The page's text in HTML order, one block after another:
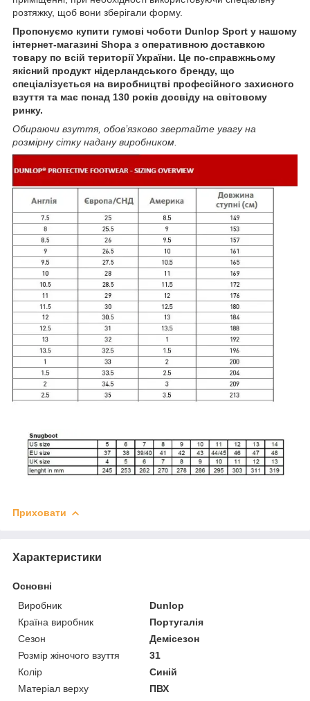
розтяжку, щоб вони зберігали форму.
Пропонуємо купити гумові чоботи Dunlop Sport у нашому
інтернет-магазині Shopa з оперативною доставкою
товару по всій території України. Це по-справжньому
якісний продукт нідерландського бренду, що
спеціалізується на виробництві професійного захисного
взуття та має понад 130 років досвіду на світовому
ринку.
Обираючи взуття, обов’язково звертайте увагу на
розмірну сітку надану виробником.
Приховати
Характеристики
Основні
Виробник
Dunlop
Країна виробник
Португалія
Сезон
Демісезон
Розмір жіночого взуття
31
Колір
Синій
Матеріал верху
ПВХ